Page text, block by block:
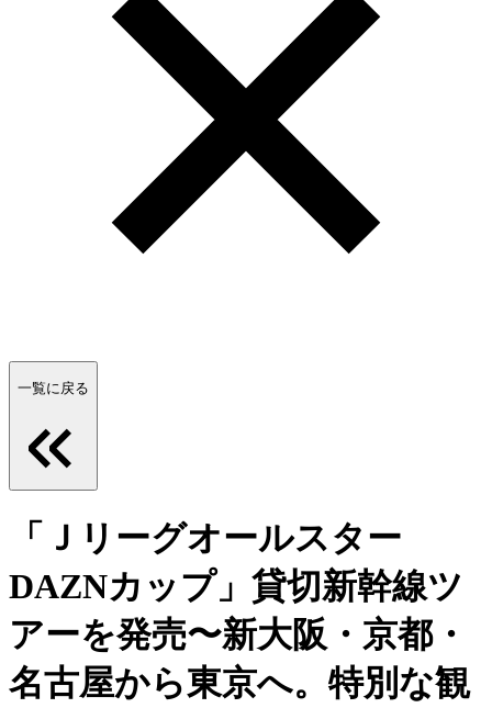
一覧に戻る
「Ｊリーグオールスター
DAZNカップ」貸切新幹線ツ
アーを発売〜新大阪・京都・
名古屋から東京へ。特別な観